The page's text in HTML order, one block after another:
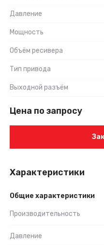
Давление
Мощность
Объём ресивера
Тип привода
Выходной разъём
Цена по запросу
Характеристики
Общие характеристики
Производительность
Давление